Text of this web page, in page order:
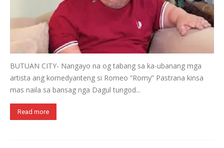
BUTUAN CITY- Nangayo na og tabang sa ka-ubanang mga
artista ang komedyanteng si Romeo “Romy” Pastrana kinsa
mas naila sa bansag nga Dagul tungod...
Read more